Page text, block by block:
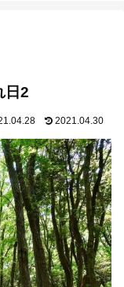
日2
2021.04.30